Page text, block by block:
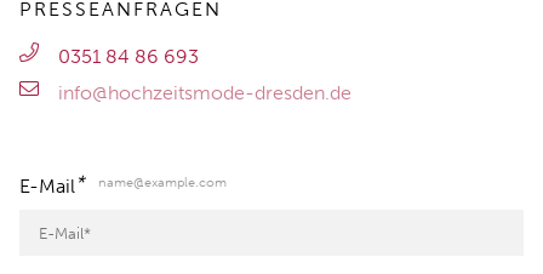
PRESSEANFRAGEN
0351 84 86 693
info@hochzeitsmode-dresden.de
E-Mail* name@example.com